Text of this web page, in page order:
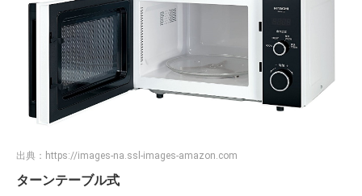
出典： https://images-na.ssl-images-amazon.com
ターンテーブル式